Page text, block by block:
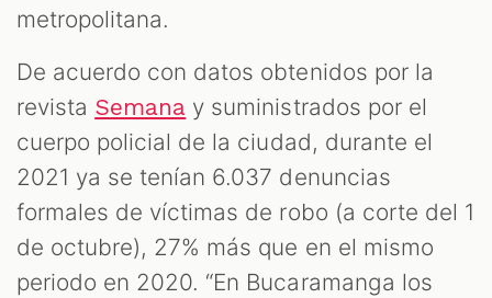
metropolitana.
De acuerdo con datos obtenidos por la
revista Semana y suministrados por el
cuerpo policial de la ciudad, durante el
2021 ya se tenían 6.037 denuncias
formales de víctimas de robo (a corte del 1
de octubre), 27% más que en el mismo
periodo en 2020. “En Bucaramanga los